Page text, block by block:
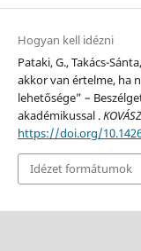
Hogyan kell idézni
Pataki, G., Takács-
akkor van értelme, ha
lehetősége” –
akadémikussal .
https://doi.org/
Idézet formátumok